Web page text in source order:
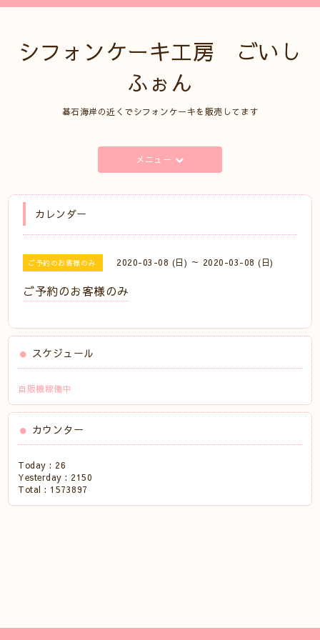
シフォンケーキ工房 ごいし
ふぉん
碁石海岸の近くでシフォンケーキを販売してます
メニュー
カレンダー
ご予約のお客様のみ 2020-03-08 (日) ～ 2020-03-08 (日)
ご予約のお客様のみ
スケジュール
自販機稼働中
カウンター
Today : 26
Yesterday : 2150
Total : 1573897